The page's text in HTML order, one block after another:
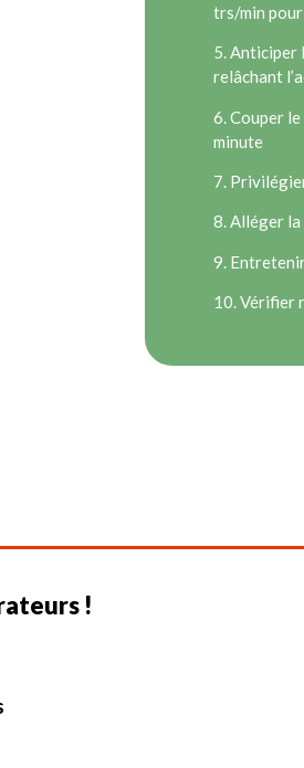
trs/min
5. Anticiper
relâchant
6. Couper
minute
7.
8. Alléger
9.
10. Vérifier
!